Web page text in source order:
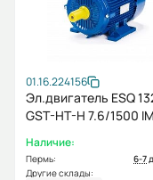
01.16.224156
Эл.двигатель ESQ
GST-
Наличие:
Пермь:
6-7
Другие склады: